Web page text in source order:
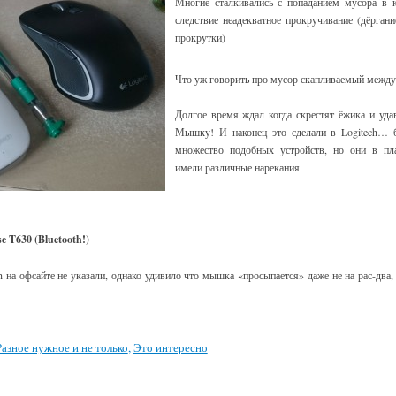
следствие неадекватное прокручивание
прокрутки)
Что уж говорить про мусор скапливаемый
Долгое время ждал когда скрестят ёжика и
Мышку! И наконец это сделали в Logitech…
множество подобных устройств, но они в
имели различные нарекания.
T630 (Bluetooth!)
на офсайте не указали, однако удивило что мышка «просыпается» даже не на рас-
нужное и не только,Это интересно